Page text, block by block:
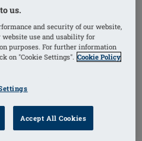
3E
us.
and security of our website,
use and usability for
purposes. For further information
on "Cookie Settings". Cookie Policy
Accept All Cookies